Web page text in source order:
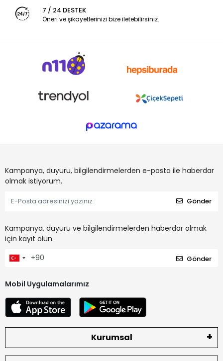
7 / 24 DESTEK
Öneri ve şikayetlerinizi bize iletebilirsiniz.
Kampanya, duyuru, bilgilendirmelerden e-posta ile haberdar
olmak istiyorum.
Gönder
Kampanya, duyuru ve bilgilendirmelerden haberdar olmak
için kayıt olun.
Gönder
Mobil Uygulamalarımız
Kurumsal